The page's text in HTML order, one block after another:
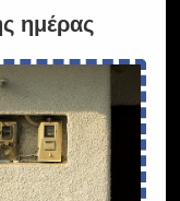
ημέρας